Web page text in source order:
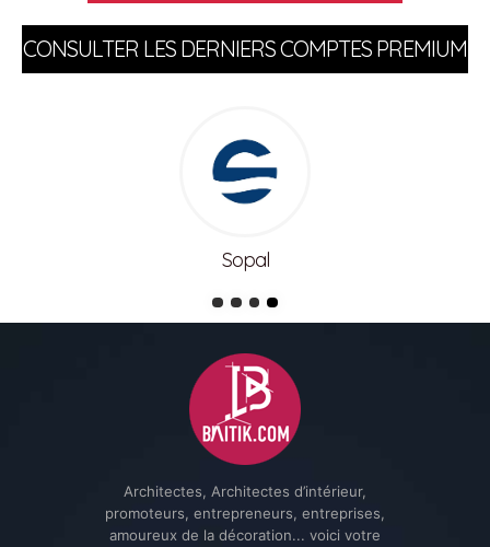
CONSULTER LES DERNIERS COMPTES PREMIUM
Sopal
Architectes, Architectes d’intérieur,
promoteurs, entrepreneurs, entreprises,
amoureux de la décoration... voici votre